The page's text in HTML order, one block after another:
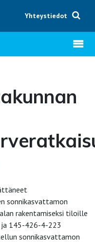
Yhteystiedot
Avaa
sonnikasvattamon
rakentamiseksi tiloille
145-426-4-223
sonnikasvattamon